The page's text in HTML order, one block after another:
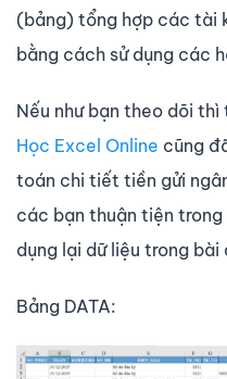
(bảng) tổng hợp các tài
bằng cách sử dụng các
Nếu như bạn theo dõi
Học Excel Online cũng
toán chi tiết tiền gửi
các bạn thuận tiện
dụng lại dữ liệu trong bài
Bảng DATA: